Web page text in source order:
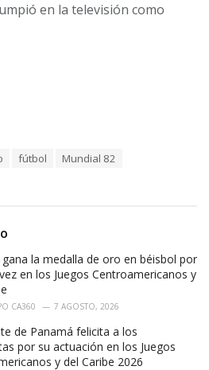
en la televisión como
fútbol
Mundial 82
gana la medalla de oro en béisbol por
en los Juegos Centroamericanos y
CA360 7 AGOSTO, 2026
de Panamá felicita a los
por su actuación en los Juegos
y del Caribe 2026